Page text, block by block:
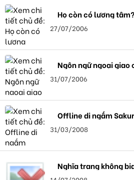
Họ còn có lương tâm?
27/07/2006
Ngôn ngữ ngoại giao
31/07/2006
Offline di ngắm
31/03/2008
Nghĩa trang không